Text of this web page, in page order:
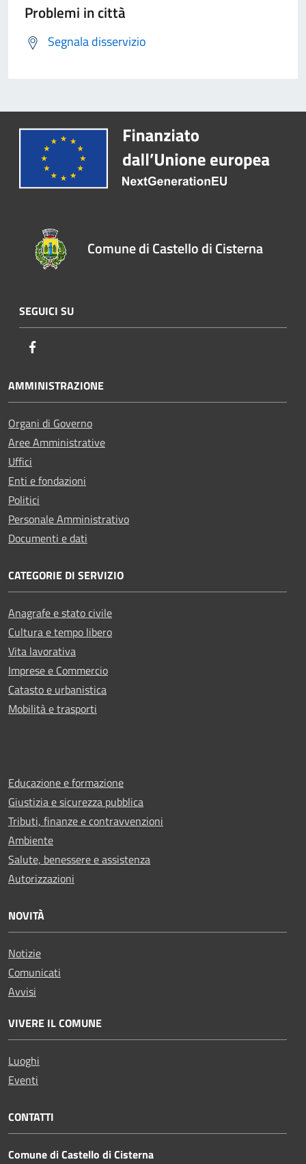
Problemi in città
Segnala disservizio
Comune di Castello di Cisterna
SEGUICI SU
AMMINISTRAZIONE
Organi di Governo
Aree Amministrative
Uffici
Enti e fondazioni
Politici
Personale Amministrativo
Documenti e dati
CATEGORIE DI SERVIZIO
Anagrafe e stato civile
Cultura e tempo libero
Vita lavorativa
Imprese e Commercio
Catasto e urbanistica
Mobilità e trasporti
Educazione e formazione
Giustizia e sicurezza pubblica
Tributi, finanze e contravvenzioni
Ambiente
Salute, benessere e assistenza
Autorizzazioni
NOVITÀ
Notizie
Comunicati
Avvisi
VIVERE IL COMUNE
Luoghi
Eventi
CONTATTI
Comune di Castello di Cisterna